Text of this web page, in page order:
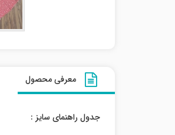
معرفی محصول
جدول راهنمای سایز :